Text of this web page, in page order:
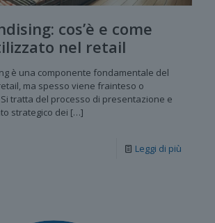
cos’è e come
nel retail
è una componente fondamentale del
ma spesso viene frainteso o
tratta del processo di presentazione e
strategico dei […]
Leggi di più